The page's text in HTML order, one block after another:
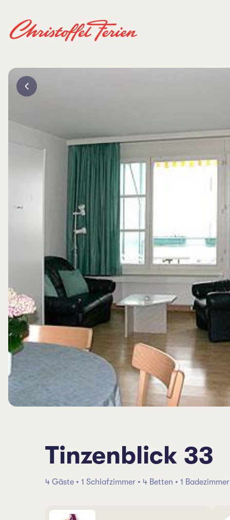
Tinzenblick 33
4 Gäste • 1 Schlafzimmer • 4 Betten • 1 Badezimmer